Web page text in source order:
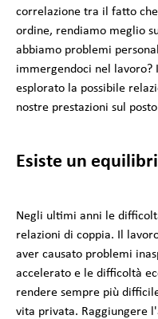
correlazione tra il fatto
ordine, rendiamo meglio
abbiamo problemi
immergendoci nel lavoro?
esplorato la possibile
nostre prestazioni sul
Esiste un
Negli ultimi anni le
relazioni di coppia. Il
aver causato problemi
accelerato e le difficoltà
rendere sempre più
vita privata. Raggiungere